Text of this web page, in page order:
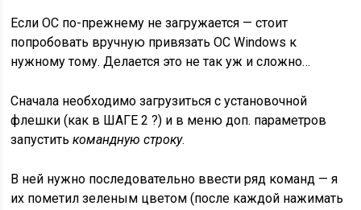
Если ОС по-прежнему не загружается — стоит
попробовать вручную привязать ОС Windows к
нужному тому. Делается это не так уж и сложно…
Сначала необходимо загрузиться с установочной
флешки (как в ШАГЕ 2 ?) и в меню доп. параметров
запуститькомандную строку.
В ней нужно последовательно ввести ряд команд — я
их пометил зеленым цветом (после каждой нажимать